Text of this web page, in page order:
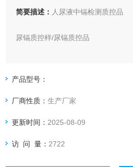
简要描述： 人尿液中镉检测质控品
尿镉质控样/尿镉质控品
产品型号：
厂商性质：生产厂家
更新时间： 2025-08-09
访 问 量： 2722